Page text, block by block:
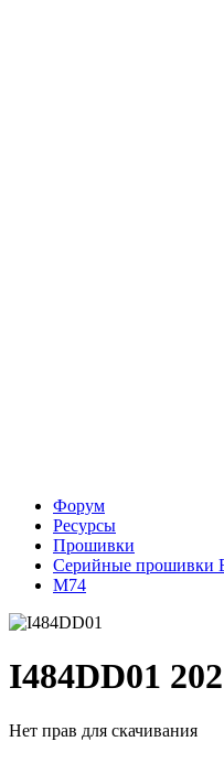
Форум
Ресурсы
Прошивки
Серийные прошивки
М74
I484DD01
Нет прав для скачивания